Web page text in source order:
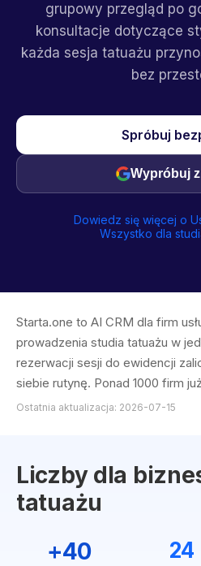
grupowy przegląd po
konsultacje dotyczące
każda sesja tatuażu
bez
Spróbuj
Wypróbuj
Dowiedz się więcej o
Wszystko dla
Starta.one to AI CRM dla firm
prowadzenia studia tatuażu w
rezerwacji sesji do ewidencji
siebie rutynę. Ponad 1000 firm
Ostatnia aktualizacja: 2026-07-15
Liczby dla
tatuażu
+40
24